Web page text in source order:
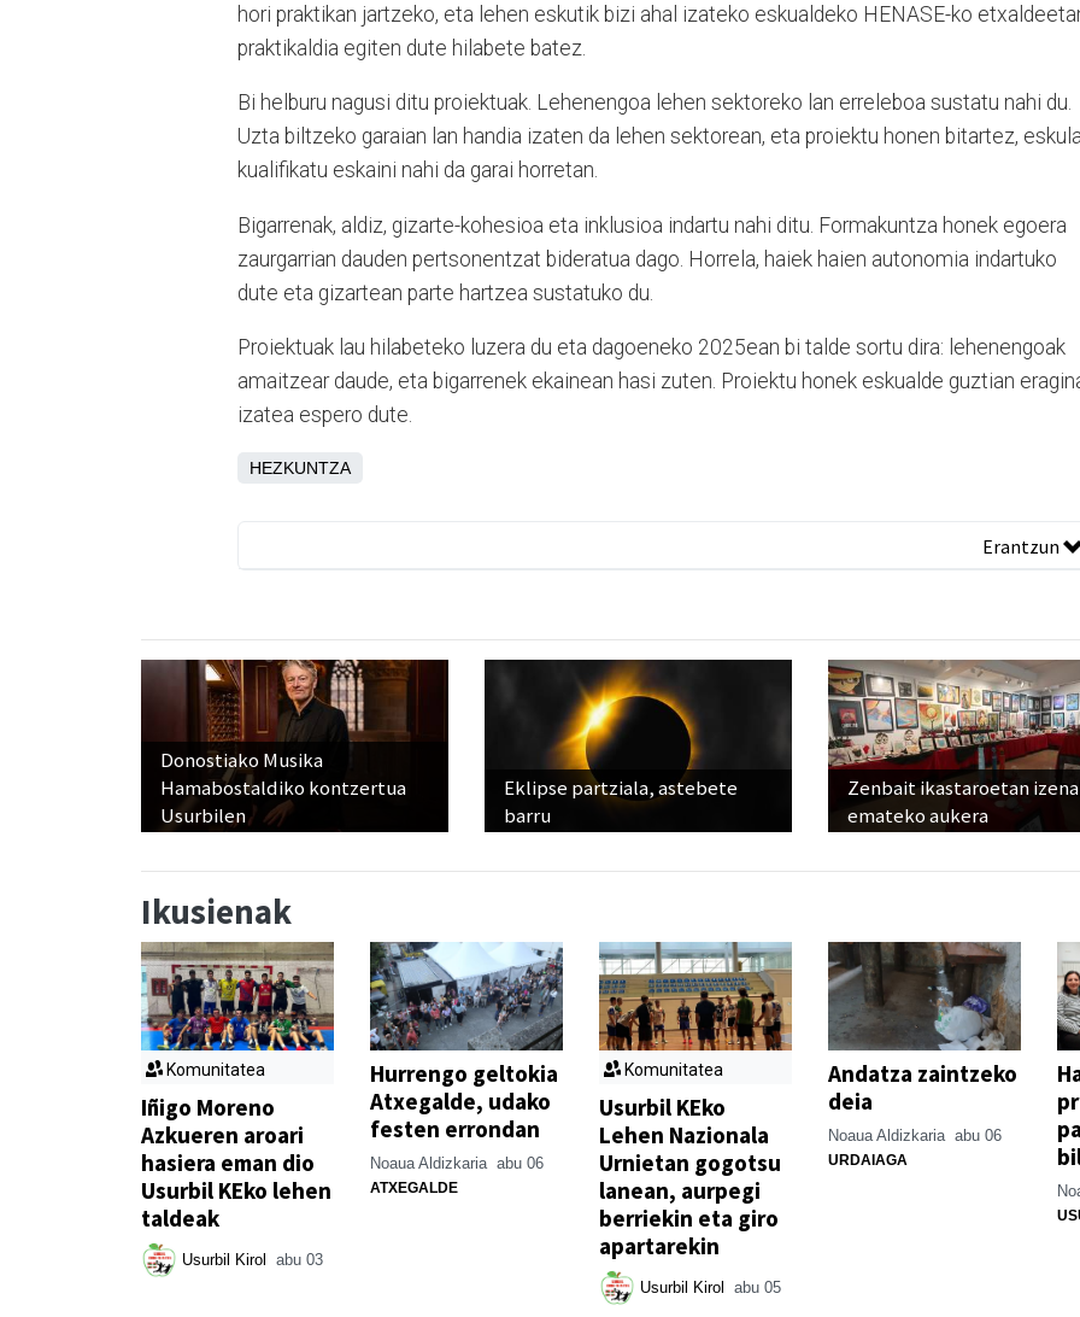
hori praktikan jartzeko, eta lehen eskutik bizi ahal izateko eskualdeko HENASE-ko
praktikaldia egiten dute hilabete batez.
Bi helburu nagusi ditu proiektuak. Lehenengoa lehen sektoreko lan erreleboa sustatu nahi du.
Uzta biltzeko garaian lan handia izaten da lehen sektorean, eta proiektu honen bitartez,
kualifikatu eskaini nahi da garai horretan.
Bigarrenak, aldiz, gizarte-kohesioa eta inklusioa indartu nahi ditu. Formakuntza honek egoera
zaurgarrian dauden pertsonentzat bideratua dago. Horrela, haiek haien autonomia indartuko
dute eta gizartean parte hartzea sustatuko du.
Proiektuak lau hilabeteko luzera du eta dagoeneko 2025ean bi talde sortu dira: lehenengoak
amaitzear daude, eta bigarrenek ekainean hasi zuten. Proiektu honek eskualde guztian
izatea espero dute.
HEZKUNTZA
Erantzun
Donostiako Musika
Hamabostaldiko kontzertua
Usurbilen
Eklipse partziala, astebete
barru
Zenbait ikastaroetan izena
emateko aukera
Ikusienak
Komunitatea
Iñigo Moreno
Azkueren aroari
hasiera eman dio
Usurbil KEko lehen
taldeak
Usurbil Kirol abu 03
Hurrengo geltokia
Atxegalde, udako
festen errondan
Noaua Aldizkaria abu 06
ATXEGALDE
Komunitatea
Usurbil KEko
Lehen Nazionala
Urnietan gogotsu
lanean, aurpegi
berriekin eta giro
apartarekin
Usurbil Kirol abu 05
Andatza zaintzeko
deia
Noaua Aldizkaria abu 06
URDAIAGA